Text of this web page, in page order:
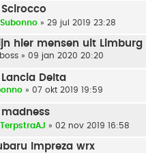
Scirocco
Subonno » 29 jul 2019 23:28
hier mensen uit
» 09 jan 2020 20:20
Lancia Delta
» 07 okt 2019 19:59
TerpstraAJ » 02 nov 2019 16:58
Impreza wrx